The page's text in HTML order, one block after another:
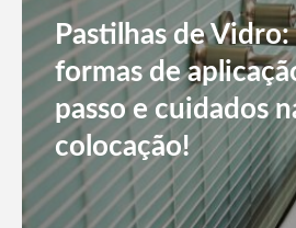
Pastilhas de Vidro:
formas de
passo e cuidados
colocação!